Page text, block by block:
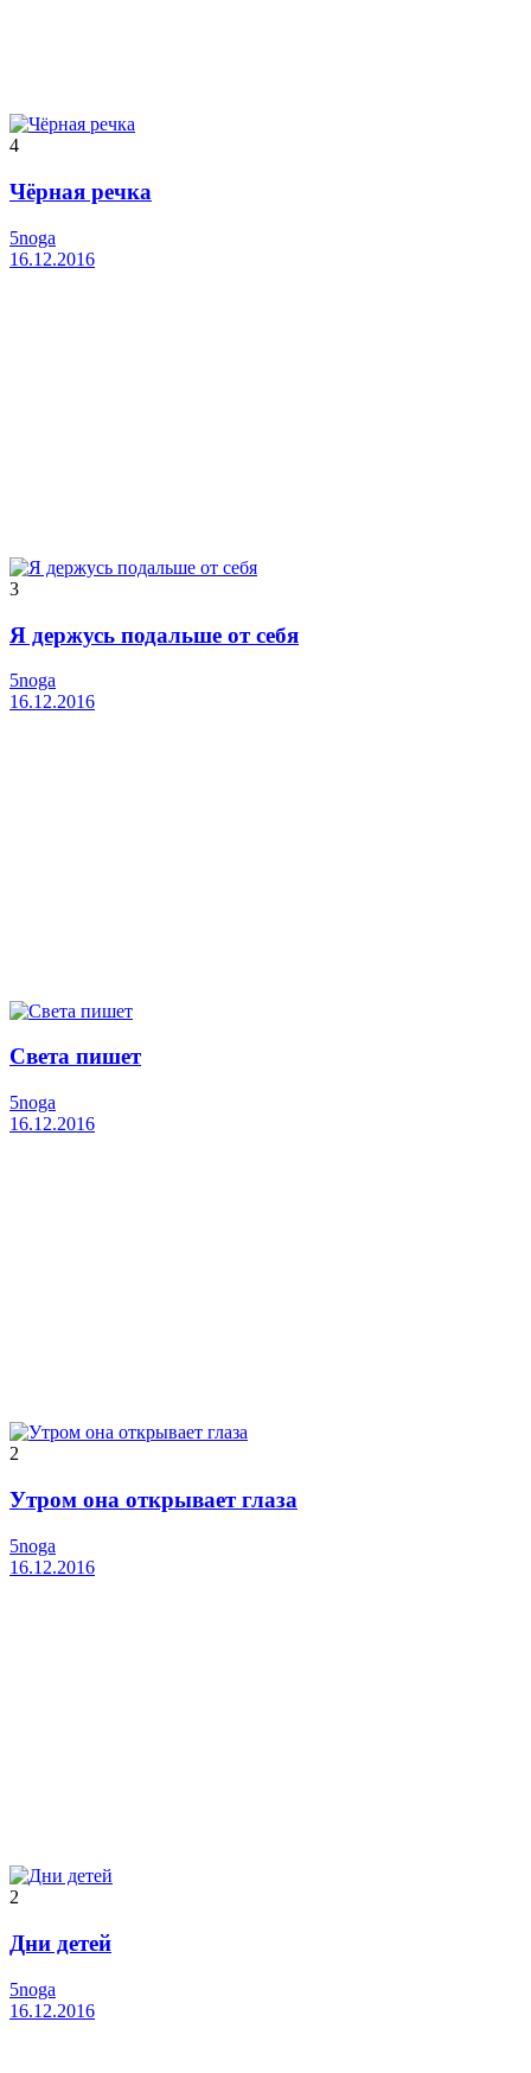
4
Чёрная речка
5noga
16.12.2016
3
Я держусь подальше от себя
5noga
16.12.2016
Света пишет
5noga
16.12.2016
2
Утром она открывает глаза
5noga
16.12.2016
2
Дни детей
5noga
16.12.2016